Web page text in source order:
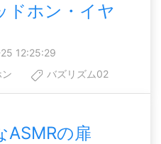
ドホン・イヤ
12:25:29
バズリズム02
ASMRの扉